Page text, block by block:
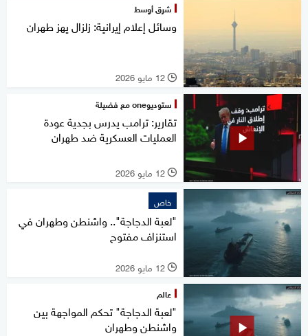
شرق أوسط
وسائل إعلام إيرانية: زلزال يهز طهران
l 12 مايو 2026
ستوديوone مع فضيلة
تقارير: ترامب يدرس بجدية عودة
العمليات العسكرية ضد طهران
l 12 مايو 2026
خاص
"لعبة الدجاجة".. واشنطن وطهران في
استنزاف مفتوح
l 12 مايو 2026
عالم
"لعبة الدجاجة" تحكم المواجهة بين
واشنطن وطهران